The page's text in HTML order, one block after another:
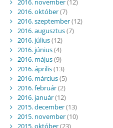
2016. november(12)
2016. október(7)
2016. szeptember(12)
2016. augusztus(7)
2016. július(12)
2016. június(4)
2016. május(9)
2016. április(13)
2016. március(5)
2016. február(2)
2016. január(12)
2015. december(13)
2015. november(10)
2015. október(23)